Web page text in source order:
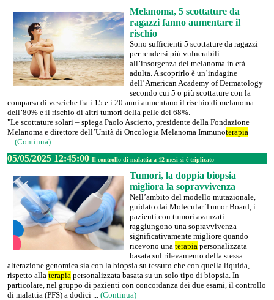
Melanoma, 5 scottature da
ragazzi fanno aumentare il
rischio
Sono sufficienti 5 scottature da ragazzi
per rendersi più vulnerabili
all’insorgenza del melanoma in età
adulta. A scoprirlo è un’indagine
dell’American Academy of Dermatology
secondo cui 5 o più scottature con la
comparsa di vesciche fra i 15 e i 20 anni aumentano il rischio di melanoma
dell’80% e il rischio di altri tumori della pelle del 68%.
"Le scottature solari – spiega Paolo Ascierto, presidente della Fondazione
Melanoma e direttore dell’Unità di Oncologia Melanoma Immunoterapia
... (Continua)
05/05/2025 12:45:00 Il controllo di malattia a 12 mesi si è triplicato
Tumori, la doppia biopsia
migliora la sopravvivenza
Nell’ambito del modello mutazionale,
guidato dai Molecular Tumor Board, i
pazienti con tumori avanzati
raggiungono una sopravvivenza
significativamente migliore quando
ricevono una terapia personalizzata
basata sul rilevamento della stessa
alterazione genomica sia con la biopsia su tessuto che con quella liquida,
rispetto alla terapia personalizzata basata su un solo tipo di biopsia. In
particolare, nel gruppo di pazienti con concordanza dei due esami, il controllo
di malattia (PFS) a dodici ... (Continua)